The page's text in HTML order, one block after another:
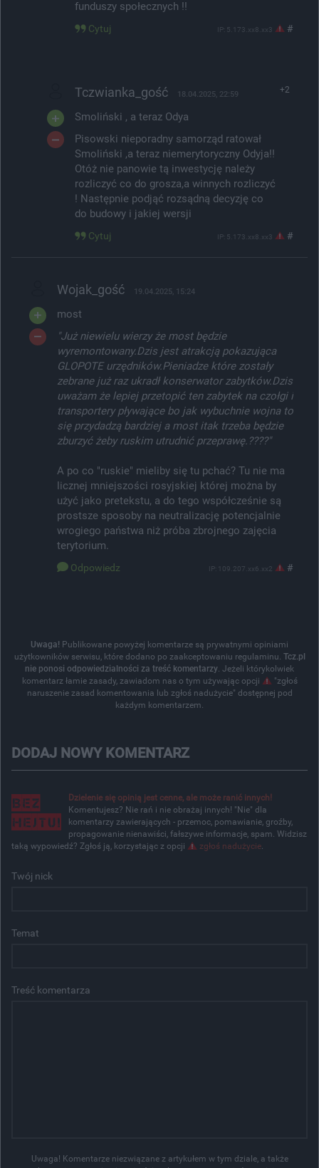
funduszy społecznych !!
Cytuj IP: 5.173.xx8.xx3 #
+2
Tczwianka_gość 18.04.2025, 22:59
Smoliński , a teraz Odya
Pisowski nieporadny samorząd ratował
Smoliński ,a teraz niemerytoryczny Odyja!!
Otóż nie panowie tą inwestycję należy
rozliczyć co do grosza,a winnych rozliczyć
! Następnie podjąć rozsądną decyzję co
do budowy i jakiej wersji
Cytuj IP: 5.173.xx8.xx3 #
Wojak_gość 19.04.2025, 15:24
most
"Już niewielu wierzy że most będzie
wyremontowany.Dzis jest atrakcją pokazująca
GLOPOTE urzędników.Pieniadze które zostały
zebrane już raz ukradł konserwator zabytków.Dzis
uważam że lepiej przetopić ten zabytek na czołgi i
transportery pływające bo jak wybuchnie wojna to
się przydadzą bardziej a most itak trzeba będzie
zburzyć żeby ruskim utrudnić przeprawę.????"
A po co "ruskie" mieliby się tu pchać? Tu nie ma
licznej mniejszości rosyjskiej której można by
użyć jako pretekstu, a do tego współcześnie są
prostsze sposoby na neutralizację potencjalnie
wrogiego państwa niż próba zbrojnego zajęcia
terytorium.
Odpowiedz IP: 109.207.xx6.xx2 #
Uwaga! Publikowane powyżej komentarze są prywatnymi opiniami
użytkowników serwisu, które dodano po zaakceptowaniu regulaminu. Tcz.pl
nie ponosi odpowiedzialności za treść komentarzy . Jeżeli którykolwiek
komentarz łamie zasady, zawiadom nas o tym używając opcji
"zgłoś
naruszenie zasad komentowania lub zgłoś nadużycie" dostępnej pod
każdym komentarzem.
DODAJ NOWY KOMENTARZ
Dzielenie się opinią jest cenne, ale może ranić innych!
Komentujesz? Nie rań i nie obrażaj innych! "Nie" dla
komentarzy zawierających - przemoc, pomawianie, groźby,
propagowanie nienawiści, fałszywe informacje, spam. Widzisz
taką wypowiedź? Zgłoś ją, korzystając z opcji
zgłoś nadużycie
Twój nick
Temat
Treść komentarza
Uwaga! Komentarze niezwiązane z artykułem w tym dziale, a także